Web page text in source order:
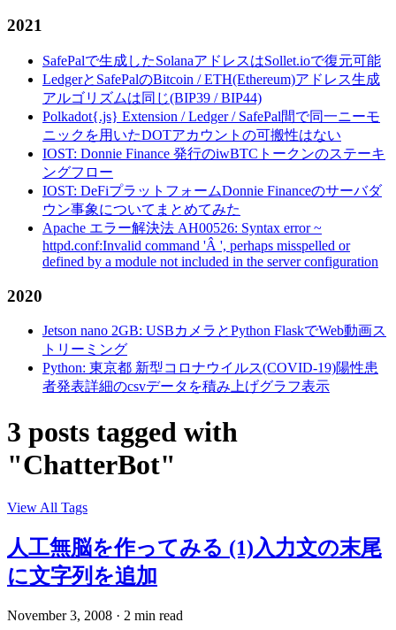
2021
SafePalで生成したSolanaアドレスはSollet.ioで復元可能
LedgerとSafePalのBitcoin / ETH(Ethereum)アドレス生成
アルゴリズムは同じ(BIP39 / BIP44)
Polkadot{.js} Extension / Ledger / SafePal間で同一ニーモ
ニックを用いたDOTアカウントの可搬性はない
IOST: Donnie Finance 発行のiwBTCトークンのステーキ
ングフロー
IOST: DeFiプラットフォームDonnie Financeのサーバダ
ウン事象についてまとめてみた
Apache エラー解決法 AH00526: Syntax error ~
httpd.conf:Invalid command 'Â ', perhaps misspelled or
defined by a module not included in the server configuration
2020
Jetson nano 2GB: USBカメラとPython FlaskでWeb動画ス
トリーミング
Python: 東京都 新型コロナウイルス(COVID-19)陽性患
者発表詳細のcsvデータを積み上げグラフ表示
3 posts tagged with
"ChatterBot"
View All Tags
人工無脳を作ってみる (1)入力文の末尾
に文字列を追加
November 3, 2008 · 2 min read